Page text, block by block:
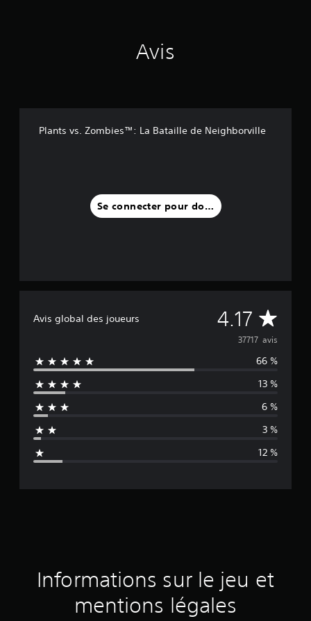
Avis
Plants vs. Zombies™: La Bataille de Neighborville
Se connecter pour donner un avis
Avis global des joueurs 4.17 M
o
y
e
n
n
d
a
37717 avis
66 %
13 %
6 %
3 %
12 %
Informations sur le jeu et
mentions légales